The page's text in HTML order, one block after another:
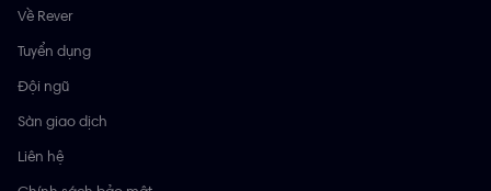
Về Rever
Tuyển dụng
Đội ngũ
Sàn giao dịch
Liên hệ